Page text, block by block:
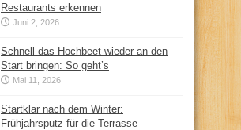
Restaurants erkennen
Juni 2, 2026
Schnell das Hochbeet wieder an den
Start bringen: So geht’s
Mai 11, 2026
Startklar nach dem Winter:
Frühjahrsputz für die Terrasse